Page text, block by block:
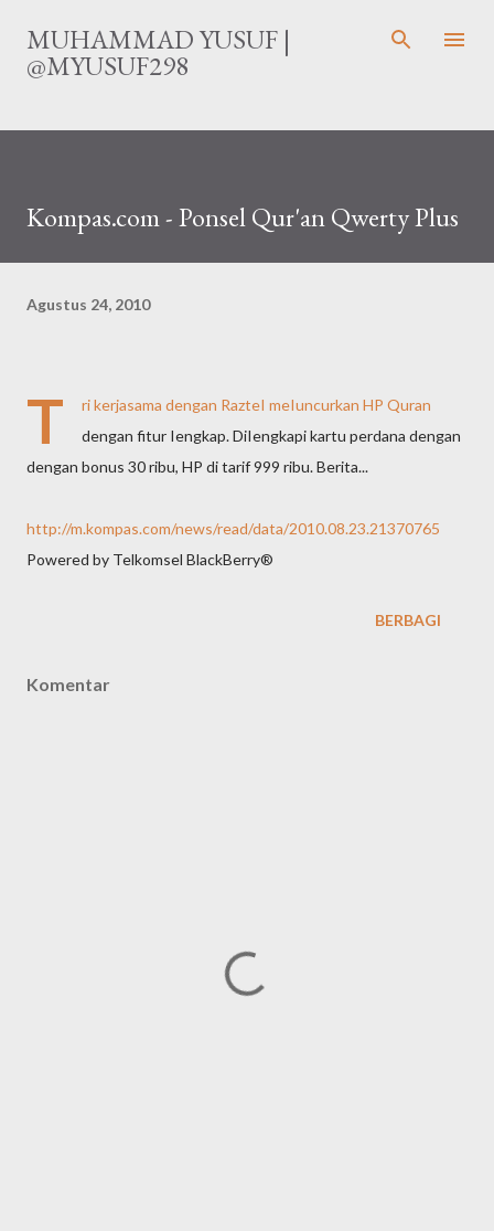
Langsung ke konten utama
MUHAMMAD YUSUF |
@MYUSUF298
Kompas.com - Ponsel Qur'an Qwerty Plus
Agustus 24, 2010
T
ri kerjasama dengan RazteI meIuncurkan HP Quran
dengan fitur Iengkap. DiIengkapi kartu perdana dengan
dengan bonus 30 ribu, HP di tarif 999 ribu. Berita...
http://m.kompas.com/news/read/data/2010.08.23.21370765
Powered by Telkomsel BlackBerry®
BERBAGI
Komentar